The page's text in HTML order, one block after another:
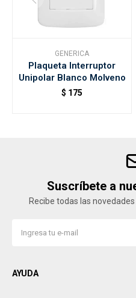
GENERICA
Plaqueta Interruptor
Unipolar Blanco Molveno
$ 175
Suscríbete a
Recibe todas las
AYUDA